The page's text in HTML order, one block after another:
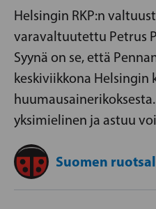
Helsingin RKP:n
varavaltuutettu Petrus
Syynä on se, että
keskiviikkona Helsingin
yksimielinen ja astuu
Suomen